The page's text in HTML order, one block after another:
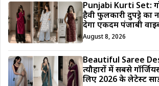
Punjabi Kurti Set:
हैवी फुलकारी दुपट्टे
देगा एकदम पंजाबी
August 8, 2026
Beautiful Saree
त्यौहारों में सबसे
लिए 2026 के लेटेस्ट